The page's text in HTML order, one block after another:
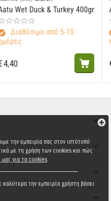
Aatu Wet Duck & Turkey 400gr
Διαθέσιμο από 5-10
ημέρες
€4,40
την εμπειρία σας στον ιστότοπό
με τη χρήση των cookies και πώς
μας για τα cookies.
την εμπειρία χρήστη βάσει